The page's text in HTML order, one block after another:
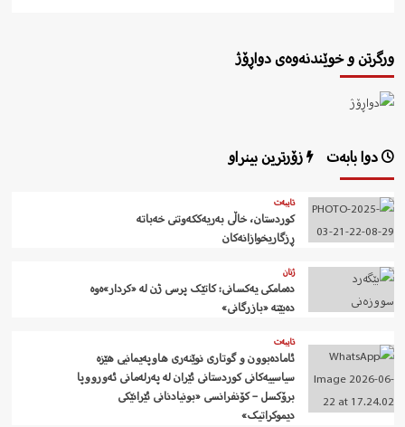
ورگرتن و خوێندنەوەی دواڕۆژ
دوا بابەت زۆرترین بینراو
تایبەت
کوردستان، خاڵی بەریەککەوتنی خەباتە
ڕزگاریخوازانەکان
ژنان
دەمامکی یەکسانی: کاتێک پرسی ژن لە «کردار»ەوە
دەبێتە «بازرگانی»
تایبەت
ئامادەبوون و گوتاری نوێنەری هاوپەیمانیی هێزە
سیاسییەکانی کوردستانی ئێران لە پەرلەمانی ئەورووپا
برۆکسل – کۆنفرانسی «بونیادنانی ئێرانێکی
دیموکراتیک»